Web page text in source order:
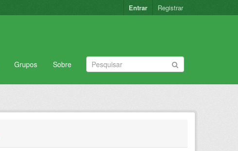
Entrar Registrar
Grupos Sobre